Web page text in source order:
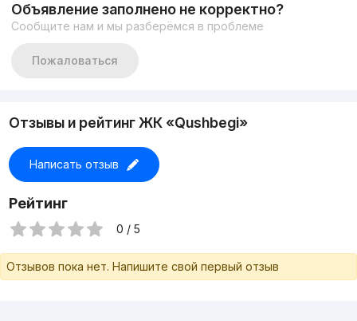
Объявление заполнено не корректно?
Сообщите нам и мы разберёмся в проблеме
Пожаловаться
Отзывы и рейтинг ЖК «Qushbegi»
Написать отзыв
Рейтинг
0 / 5
Отзывов пока нет. Напишите свой первый отзыв